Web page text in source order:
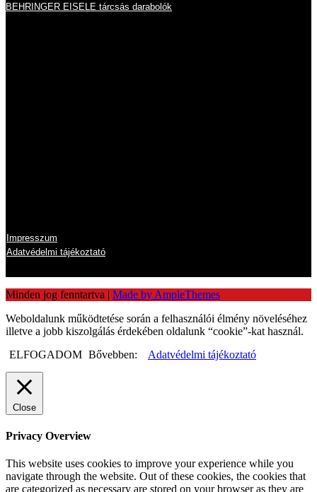
BEHRINGER EISELE tárcsás darabolók
Impresszum
Adatvédelmi tájékoztató
Minden jog fenntartva | Made by AmpleThemes
Weboldalunk működtetése során a felhasználói élmény növeléséhez
illetve a jobb kiszolgálás érdekében oldalunk “cookie”-kat használ.
ELFOGADOM Bővebben: Adatvédelmi tájékoztató
Close
Privacy Overview
This website uses cookies to improve your experience while you
navigate through the website. Out of these cookies, the cookies that
are categorized as necessary are stored on your browser as they are